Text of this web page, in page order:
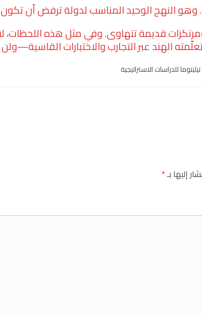
وهو النهج الوحيد المناسب لدولة ترفض أن
قديمة تتهاوى. وفي مثل هذه اللحظات، لا
الهند عبر التجارب والاختبارات
للدراسات الاستراتيجية
إليها بـ*